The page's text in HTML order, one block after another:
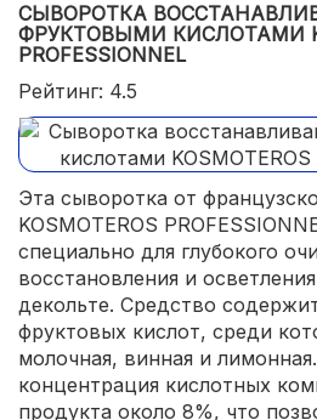
макияжа.
СЫВОРОТКА
ФРУКТОВЫМИ КИСЛОТАМИ
PROFESSIONNEL
Рейтинг: 4.5
Эта сыворотка от
KOSMOTEROS
специально для глубокого
восстановления и
декольте. Средство
фруктовых кислот, среди
молочная, винная и
концентрация кислотных
продукта около 8%, что